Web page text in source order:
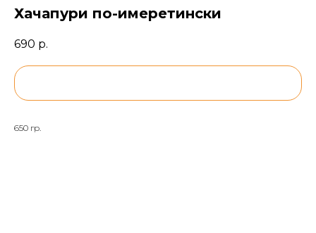
Хачапури по-имеретински
690 р.
650 гр.